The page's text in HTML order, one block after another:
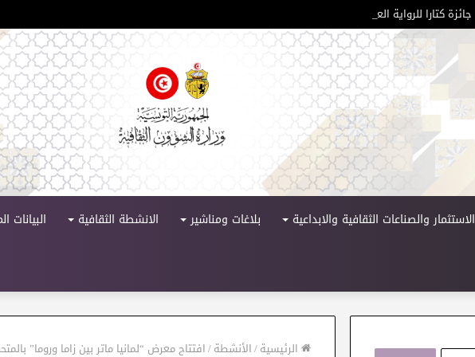
جائزة كتارا للرواية العربية – الدورة 11
الاستثمار والصناعات الثقافية والابداعية بلاغات ومناشير الانشطة الثقافية البيانات
الرئيسية/الأنشطة/افتتاح معرض “لمانيا ماتر بين زاما وروما”